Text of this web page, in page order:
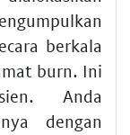
berkala
burn. Ini
Anda
dengan